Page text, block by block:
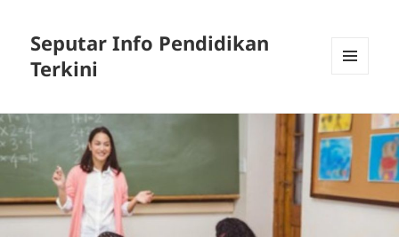
Seputar Info Pendidikan
Terkini
WIDGETS